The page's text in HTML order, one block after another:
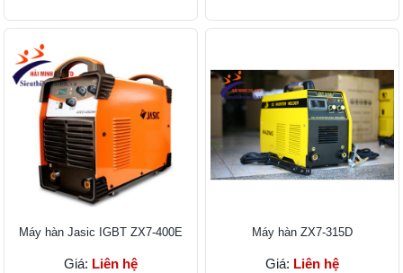
Máy hàn Jasic IGBT ZX7-400E
Giá: Liên hệ
Máy hàn ZX7-315D
Giá: Liên hệ